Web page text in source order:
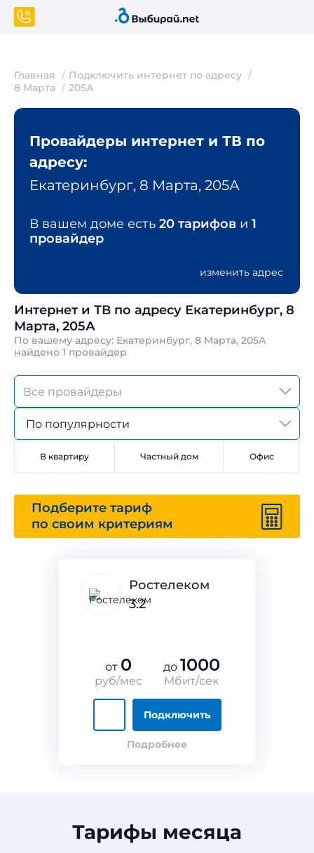
Главная
Подключить интернет по адресу
8 Марта
205А
изменить адрес
Провайдеры интернет и ТВ по
адресу:
Екатеринбург, 8 Марта, 205А
В вашем доме есть 20 тарифов и 1
провайдер
Интернет и ТВ по адресу Екатеринбург, 8
Марта, 205А
По вашему адресу: Екатеринбург, 8 Марта, 205А
найдено 1 провайдер
По популярности
В квартиру Частный дом Офис
Подберите тариф
по своим критериям
Ростелеком
3.2
от 0
руб/мес
до 1000
Мбит/сек
Подключить
Подробнее
Тарифы месяца